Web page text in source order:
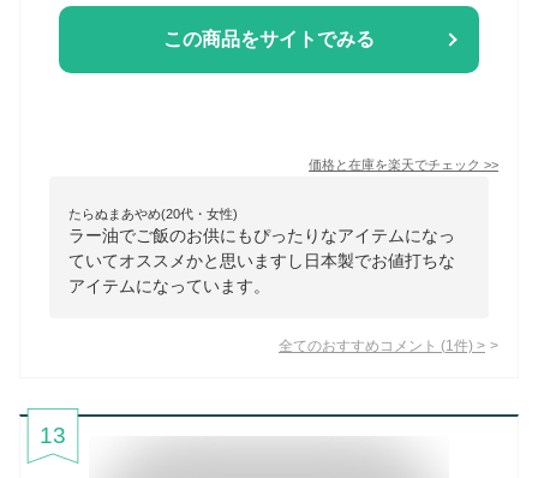
この商品をサイトでみる
価格と在庫を楽天でチェック >>
たらぬまあやめ(20代・女性)
ラー油でご飯のお供にもぴったりなアイテムになっ
ていてオススメかと思いますし日本製でお値打ちな
アイテムになっています。
全てのおすすめコメント (1 件) >
13